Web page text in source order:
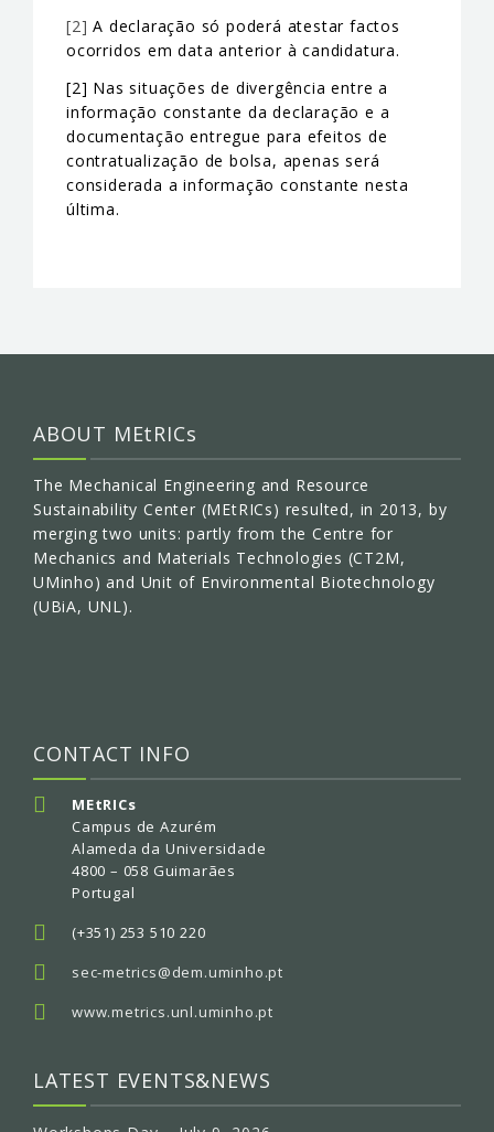
[2] A declaração só poderá atestar factos
ocorridos em data anterior à candidatura.
[2] Nas situações de divergência entre a
informação constante da declaração e a
documentação entregue para efeitos de
contratualização de bolsa, apenas será
considerada a informação constante nesta
última.
ABOUT MEtRICs
The Mechanical Engineering and Resource
Sustainability Center (MEtRICs) resulted, in 2013, by
merging two units: partly from the Centre for
Mechanics and Materials Technologies (CT2M,
UMinho) and Unit of Environmental Biotechnology
(UBiA, UNL).
CONTACT INFO
MEtRICs
Campus de Azurém
Alameda da Universidade
4800 – 058 Guimarães
Portugal
(+351) 253 510 220
sec-metrics@dem.uminho.pt
www.metrics.unl.uminho.pt
LATEST EVENTS&NEWS